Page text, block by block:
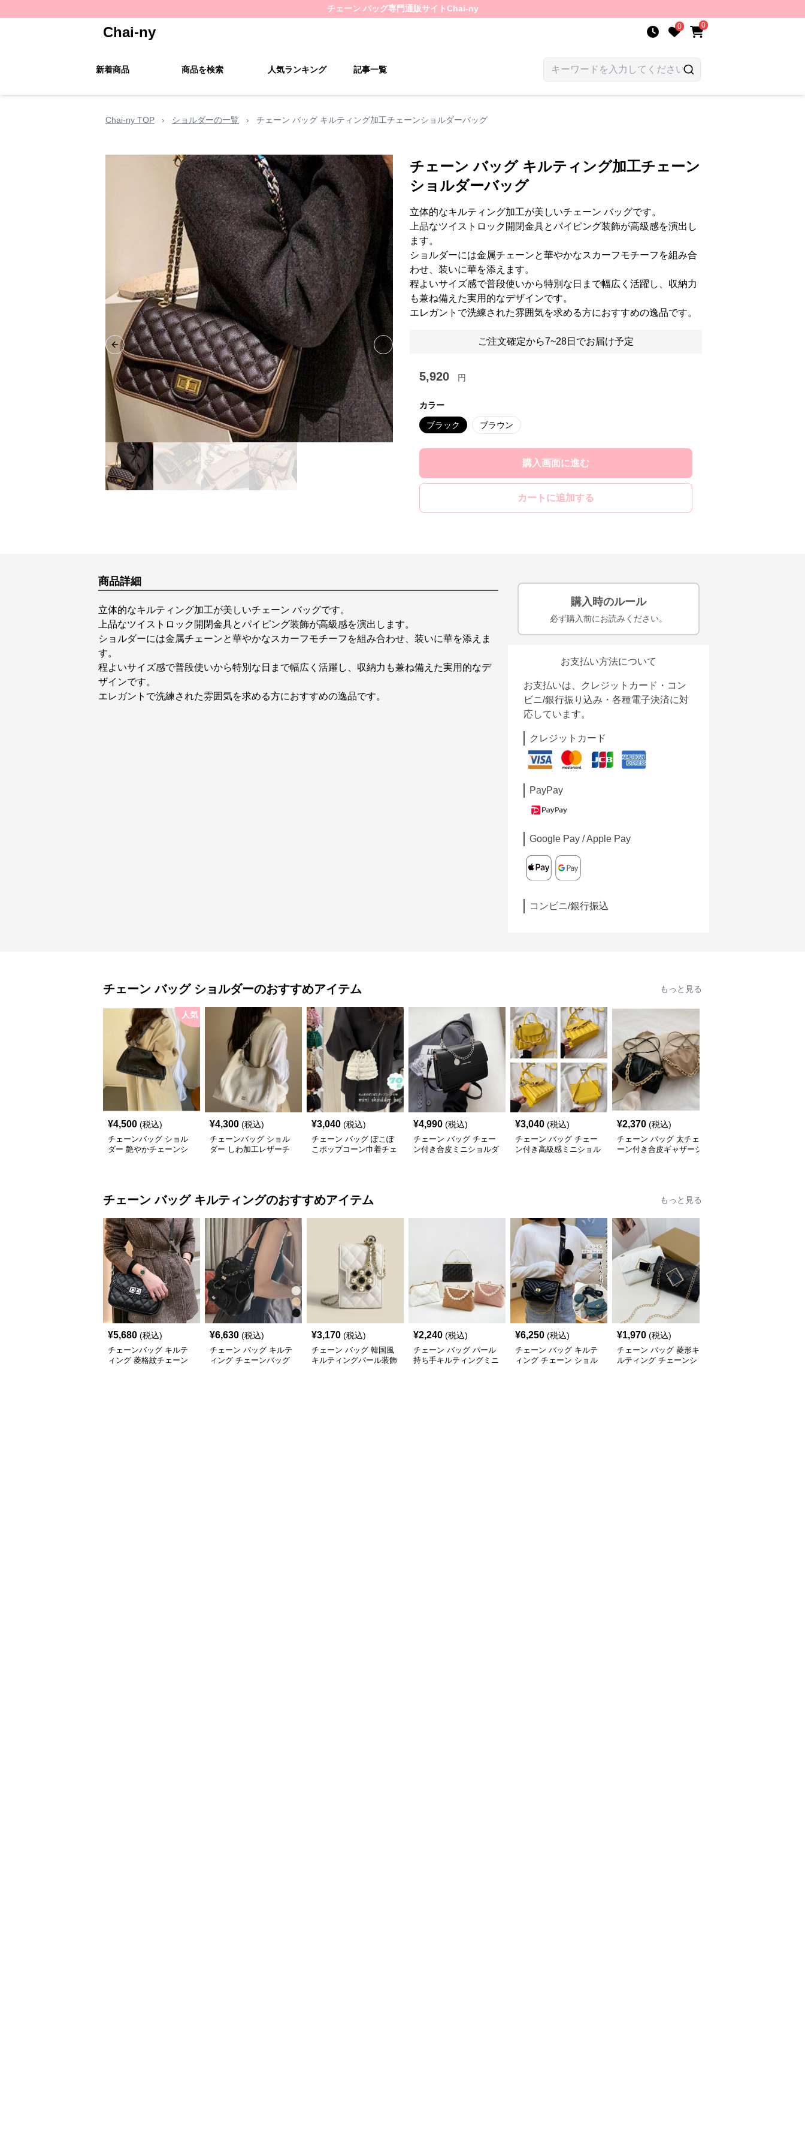
チェーン バッグ専門通販サイトChai-ny
Chai-ny 0 0
新着商品 商品を検索 人気ランキング 記事一覧
Chai-ny TOP › ショルダーの一覧 › チェーン バッグ キルティング加工チェーンショルダーバッグ
Previous slide Next slide
チェーン バッグ キルティング加工チェーン
ショルダーバッグ
立体的なキルティング加工が美しいチェーン バッグです。
上品なツイストロック開閉金具とパイピング装飾が高級感を演出し
ます。
ショルダーには金属チェーンと華やかなスカーフモチーフを組み合
わせ、装いに華を添えます。
程よいサイズ感で普段使いから特別な日まで幅広く活躍し、収納力
も兼ね備えた実用的なデザインです。
エレガントで洗練された雰囲気を求める方におすすめの逸品です。
ご注文確定から7~28日でお届け予定
5,920 円
カラー
ブラック ブラウン
購入画面に進む
カートに追加する
商品詳細
立体的なキルティング加工が美しいチェーン バッグです。
上品なツイストロック開閉金具とパイピング装飾が高級感を演出します。
ショルダーには金属チェーンと華やかなスカーフモチーフを組み合わせ、装いに華を添えま
す。
程よいサイズ感で普段使いから特別な日まで幅広く活躍し、収納力も兼ね備えた実用的なデ
ザインです。
エレガントで洗練された雰囲気を求める方におすすめの逸品です。
購入時のルール
必ず購入前にお読みください。
お支払い方法について
お支払いは、クレジットカード・コン
ビニ/銀行振り込み・各種電子決済に対
応しています。
クレジットカード
PayPay
Google Pay / Apple Pay
コンビニ/銀行振込
チェーン バッグ ショルダーのおすすめアイテム もっと見る
人気
¥4,500 (税込)
チェーンバッグ ショル
ダー 艶やかチェーンシ
¥4,300 (税込)
チェーンバッグ ショル
ダー しわ加工レザーチ
¥3,040 (税込)
チェーン バッグ ぽこぽ
こポップコーン巾着チェ
¥4,990 (税込)
チェーン バッグ チェー
ン付き合皮ミニショルダ
¥3,040 (税込)
チェーン バッグ チェー
ン付き高級感ミニショル
¥2,370 (税込)
チェーン バッグ 太チェ
ーン付き合皮ギャザーシ
チェーン バッグ キルティングのおすすめアイテム もっと見る
¥5,680 (税込)
チェーンバッグ キルテ
ィング 菱格紋チェーン
¥6,630 (税込)
チェーン バッグ キルテ
ィング チェーンバッグ
¥3,170 (税込)
チェーン バッグ 韓国風
キルティングパール装飾
¥2,240 (税込)
チェーン バッグ パール
持ち手キルティングミニ
¥6,250 (税込)
チェーン バッグ キルテ
ィング チェーン ショル
¥1,970 (税込)
チェーン バッグ 菱形キ
ルティング チェーンシ